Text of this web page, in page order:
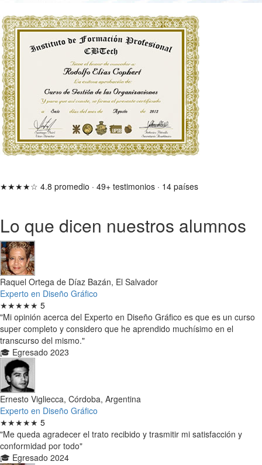
★★★★☆ 4.8 promedio · 49+ testimonios · 14 países
Lo que dicen nuestros alumnos
Raquel Ortega de Díaz Bazán, El Salvador
Experto en Diseño Gráfico
★★★★★ 5
"Mi opinión acerca del Experto en Diseño Gráfico es que es un curso
super completo y considero que he aprendido muchísimo en el
transcurso del mismo."
🎓 Egresado 2023
Ernesto Vigliecca, Córdoba, Argentina
Experto en Diseño Gráfico
★★★★★ 5
"Me queda agradecer el trato recibido y trasmitir mi satisfacción y
conformidad por todo"
🎓 Egresado 2024